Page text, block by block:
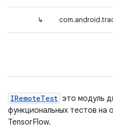
↳
IRemoteTest это модуль
функциональных тестов на
TensorFlow.